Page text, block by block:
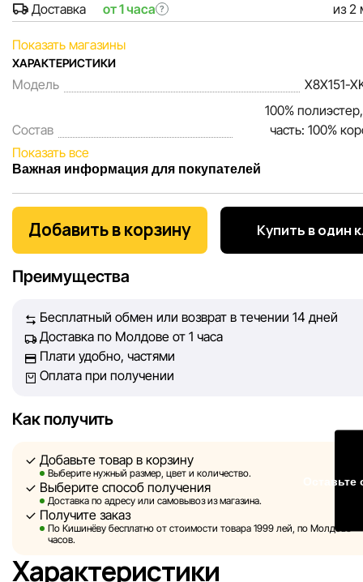
Доставка от 1 часа ? из 2
Показать магазины
ХАРАКТЕРИСТИКИ
Модель X8X151-
Состав
100%
часть: 100%
Показать все
Важная информация для покупателей
Мы, команда сети магазинов Sportlandia, ценим доверие
покупателей. Каждый день мы работаем над тем, чтобы
информация о товарах и услугах, представленная на
обеспечить вас достоверной информацией, чтобы вы
Однако, несмотря на постоянный контроль, Sportlandia
гарантировать абсолютную точность всех данных,
сайте, ввиду возможных технических ошибок или сбоев.
сторонних ресурсах, ссылки на которые могут быть
Sportlandia оставляет за собой право в одностороннем
без предварительного уведомления вносить изменения в
характеристики и потребительские свойства товаров.
Изображения, представленные на сайте, являются
Общая информация о товарах предоставляется в
Добавить в корзину Купить в один
Преимущества
Бесплатный обмен или возврат в течении 14 дней
Доставка по Молдове от 1 часа
Плати удобно, частями
Оплата при получении
Как получить
Добавьте товар в корзину
Выберите нужный размер, цвет и количество.
Выберите способ получения
Доставка по адресу или самовывоз из магазина.
Получите заказ
По Кишинёву бесплатно от стоимости товара 1999 лей, по Молдове —
часов.
Характеристики
Оставьте